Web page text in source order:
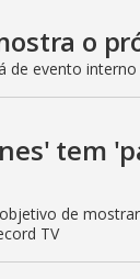
o
de evento
tem
de
TV